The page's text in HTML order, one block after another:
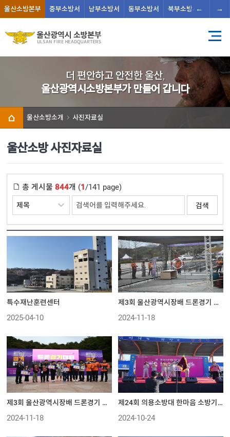
←
울산소방본부 중부소방서 남부소방서 동부소방서 북부소방서 남울주
→
더 편안하고 안전한 울산,
울산광역시소방본부가 만들어 갑니다
울산소방소개 사진자료실
울산소방 사진자료실
총 게시물844개 (1/141 page)
검색
특수재난훈련센터
2025-04-10
제3회 울산광역시장배 드론경기 대회 개최
2024-11-18
제3회 울산광역시장배 드론경기 대회 개최
2024-11-18
제24회 의용소방대 한마음 소방기술경연대회
2024-10-24